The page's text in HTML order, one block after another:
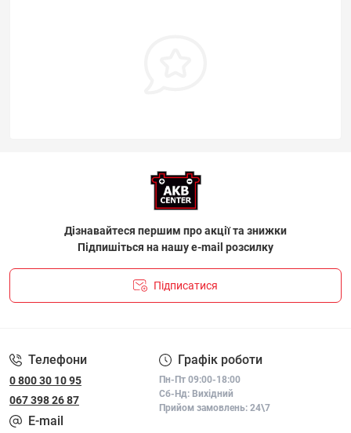
Дізнавайтеся першим про акції та знижки
Підпишіться на нашу e-mail розсилку
Підписатися
Телефони
0 800 30 10 95
067 398 26 87
Графік роботи
Пн-Пт 09:00-18:00
Сб-Нд: Вихідний
Прийом замовлень: 24\7
E-mail